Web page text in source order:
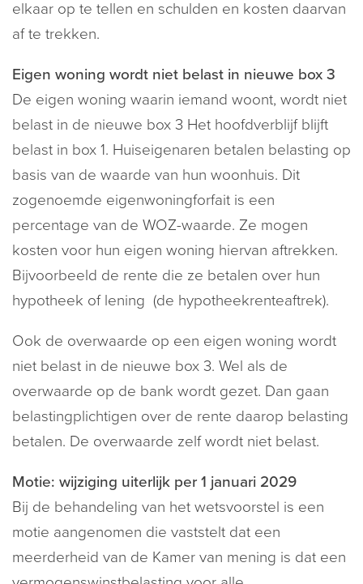
elkaar op te tellen en schulden en kosten daarvan
af te trekken.
Eigen woning wordt niet belast in nieuwe box 3
De eigen woning waarin iemand woont, wordt niet
belast in de nieuwe box 3 Het hoofdverblijf blijft
belast in box 1. Huiseigenaren betalen belasting op
basis van de waarde van hun woonhuis. Dit
zogenoemde eigenwoningforfait is een
percentage van de WOZ-waarde. Ze mogen
kosten voor hun eigen woning hiervan aftrekken.
Bijvoorbeeld de rente die ze betalen over hun
hypotheek of lening (de hypotheekrenteaftrek).
Ook de overwaarde op een eigen woning wordt
niet belast in de nieuwe box 3. Wel als de
overwaarde op de bank wordt gezet. Dan gaan
belastingplichtigen over de rente daarop belasting
betalen. De overwaarde zelf wordt niet belast.
Motie: wijziging uiterlijk per 1 januari 2029
Bij de behandeling van het wetsvoorstel is een
motie aangenomen die vaststelt dat een
meerderheid van de Kamer van mening is dat een